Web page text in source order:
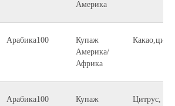
Америка
Арабика100
Купаж
Америка/
Африка
Арабика100
Купаж
Цитрус,